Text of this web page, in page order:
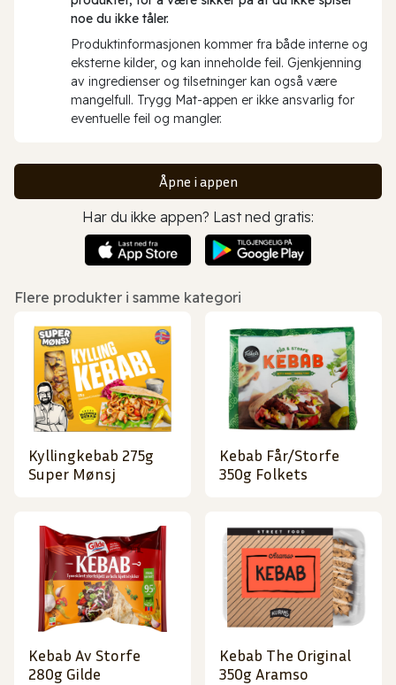
noe du ikke tåler.
Produktinformasjonen kommer fra både interne og
eksterne kilder, og kan inneholde feil. Gjenkjenning
av ingredienser og tilsetninger kan også være
mangelfull. Trygg Mat-appen er ikke ansvarlig for
eventuelle feil og mangler.
Åpne i appen
Har du ikke appen? Last ned gratis:
Flere produkter i samme kategori
Kyllingkebab 275g
Super Mønsj
Kebab Får/Storfe
350g Folkets
Kebab Av Storfe
280g Gilde
Kebab The Original
350g Aramso